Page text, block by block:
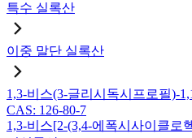
특수 실록산
이중 말단 실록산
1,3-비스(3-글리시독시프로필)-
CAS: 126-80-7
1,3-비스[2-(3,4-에폭시사이클로